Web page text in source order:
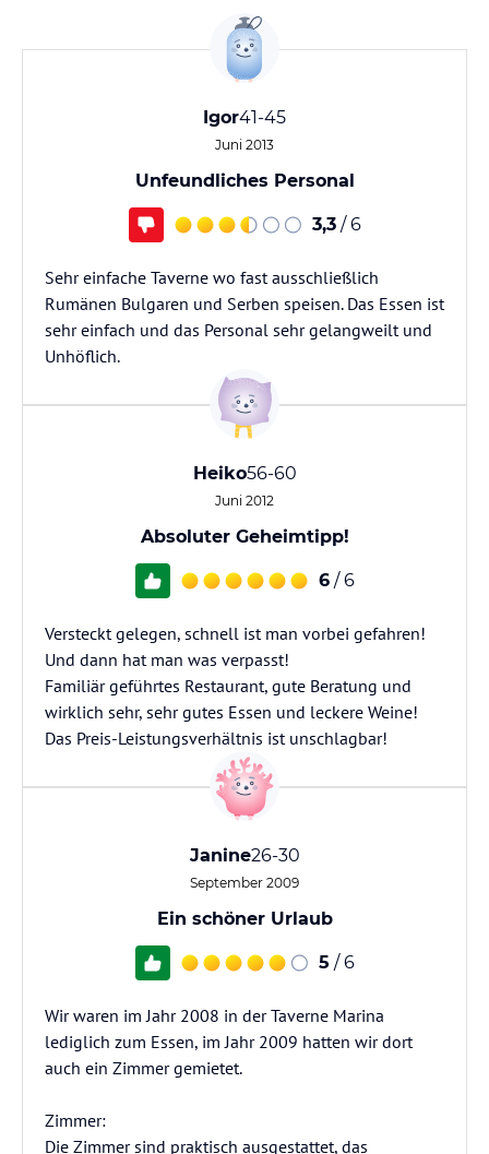
Igor41-45
Juni 2013
Unfeundliches Personal
3,3 / 6
Sehr einfache Taverne wo fast ausschließlich
Rumänen Bulgaren und Serben speisen. Das Essen ist
sehr einfach und das Personal sehr gelangweilt und
Unhöflich.
Heiko56-60
Juni 2012
Absoluter Geheimtipp!
6 / 6
Versteckt gelegen, schnell ist man vorbei gefahren!
Und dann hat man was verpasst!
Familiär geführtes Restaurant, gute Beratung und
wirklich sehr, sehr gutes Essen und leckere Weine!
Das Preis-Leistungsverhältnis ist unschlagbar!
Janine26-30
September 2009
Ein schöner Urlaub
5 / 6
Wir waren im Jahr 2008 in der Taverne Marina
lediglich zum Essen, im Jahr 2009 hatten wir dort
auch ein Zimmer gemietet.
Zimmer:
Die Zimmer sind praktisch ausgestattet, das